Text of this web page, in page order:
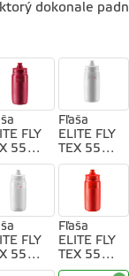
dokonale
FLY
550
Fľaša
ELITE FLY
TEX 550
biela
FLY
550
Fľaša
ELITE FLY
TEX 550
červená